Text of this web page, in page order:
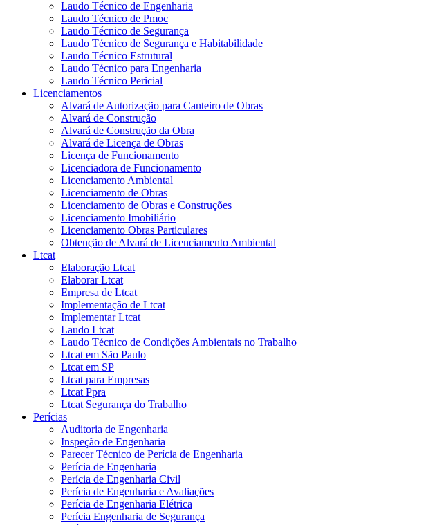
Laudo Técnico de Engenharia
Laudo Técnico de Pmoc
Laudo Técnico de Segurança
Laudo Técnico de Segurança e Habitabilidade
Laudo Técnico Estrutural
Laudo Técnico para Engenharia
Laudo Técnico Pericial
Licenciamentos
Alvará de Autorização para Canteiro de Obras
Alvará de Construção
Alvará de Construção da Obra
Alvará de Licença de Obras
Licença de Funcionamento
Licenciadora de Funcionamento
Licenciamento Ambiental
Licenciamento de Obras
Licenciamento de Obras e Construções
Licenciamento Imobiliário
Licenciamento Obras Particulares
Obtenção de Alvará de Licenciamento Ambiental
Ltcat
Elaboração Ltcat
Elaborar Ltcat
Empresa de Ltcat
Implementação de Ltcat
Implementar Ltcat
Laudo Ltcat
Laudo Técnico de Condições Ambientais no Trabalho
Ltcat em São Paulo
Ltcat em SP
Ltcat para Empresas
Ltcat Ppra
Ltcat Segurança do Trabalho
Perícias
Auditoria de Engenharia
Inspeção de Engenharia
Parecer Técnico de Perícia de Engenharia
Perícia de Engenharia
Perícia de Engenharia Civil
Perícia de Engenharia e Avaliações
Perícia de Engenharia Elétrica
Perícia Engenharia de Segurança